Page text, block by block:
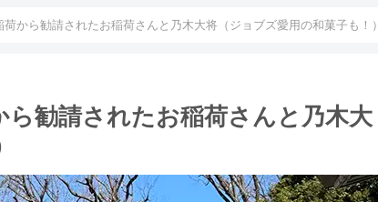
荷から勧請されたお稲荷さんと乃木大将（ジョブズ愛用の和菓子も！）
ら勧請されたお稲荷さんと乃木大